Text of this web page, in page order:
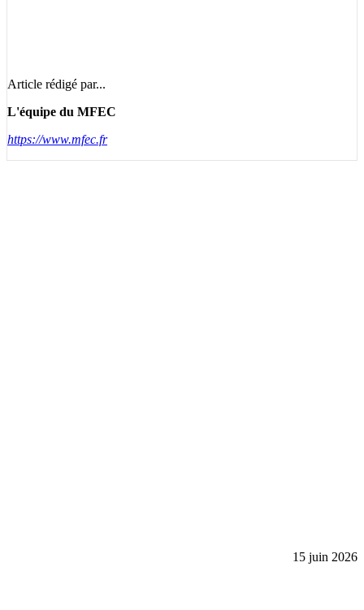
Article rédigé par...
L'équipe du MFEC
https://www.mfec.fr
15 juin 2026